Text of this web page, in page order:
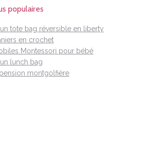
populaires
tote bag réversible en liberty
en crochet
Montessori pour bébé
lunch bag
montgolfière